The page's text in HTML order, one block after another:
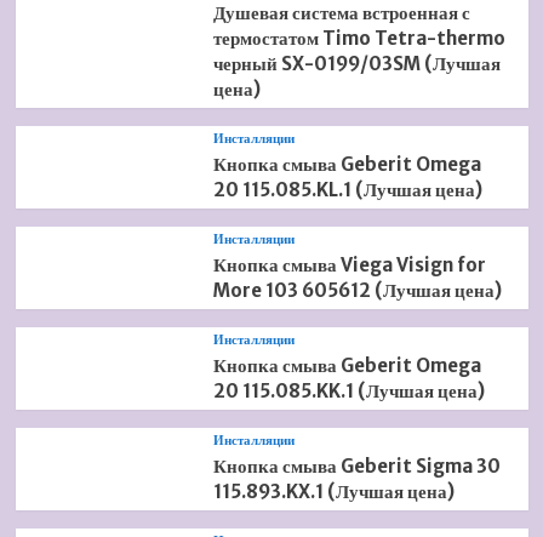
Душевая система встроенная с
термостатом Timo Tetra-thermo
черный SX-0199/03SM (Лучшая
цена)
Инсталляции
Кнопка смыва Geberit Omega
20 115.085.KL.1 (Лучшая цена)
Инсталляции
Кнопка смыва Viega Visign for
More 103 605612 (Лучшая цена)
Инсталляции
Кнопка смыва Geberit Omega
20 115.085.KK.1 (Лучшая цена)
Инсталляции
Кнопка смыва Geberit Sigma 30
115.893.KX.1 (Лучшая цена)